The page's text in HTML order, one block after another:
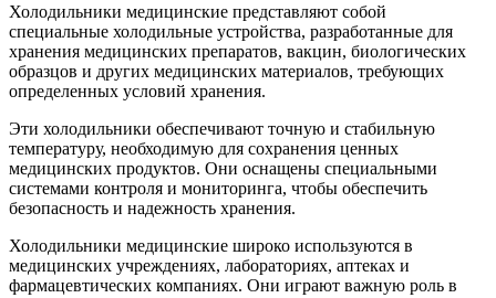
Холодильники медицинские представляют собой
специальные холодильные устройства, разработанные для
хранения медицинских препаратов, вакцин, биологических
образцов и других медицинских материалов, требующих
определенных условий хранения.
Эти холодильники обеспечивают точную и стабильную
температуру, необходимую для сохранения ценных
медицинских продуктов. Они оснащены специальными
системами контроля и мониторинга, чтобы обеспечить
безопасность и надежность хранения.
Холодильники медицинские широко используются в
медицинских учреждениях, лабораториях, аптеках и
фармацевтических компаниях. Они играют важную роль в